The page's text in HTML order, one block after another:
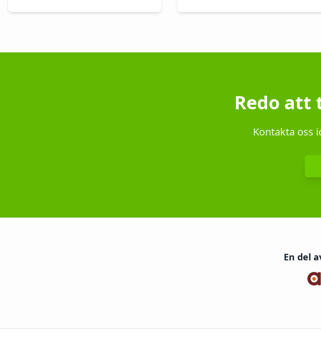
Redo att
Kontakta oss
En del